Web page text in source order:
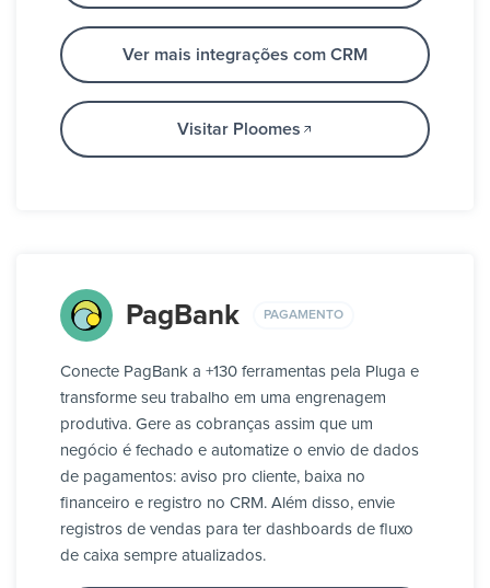
Ver mais integrações com CRM
Visitar Ploomes
PagBank PAGAMENTO
Conecte PagBank a +130 ferramentas pela Pluga e
transforme seu trabalho em uma engrenagem
produtiva. Gere as cobranças assim que um
negócio é fechado e automatize o envio de dados
de pagamentos: aviso pro cliente, baixa no
financeiro e registro no CRM. Além disso, envie
registros de vendas para ter dashboards de fluxo
de caixa sempre atualizados.